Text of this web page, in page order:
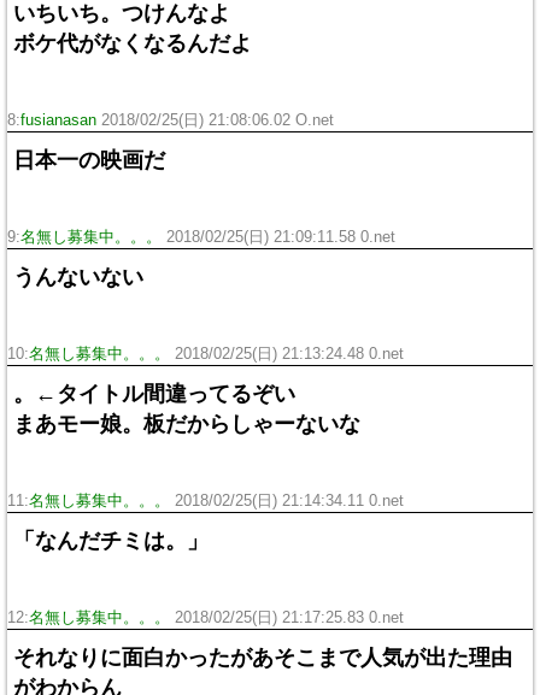
いちいち。つけんなよ
ボケ代がなくなるんだよ
8:fusianasan 2018/02/25(日) 21:08:06.02 O.net
日本一の映画だ
9:名無し募集中。。。 2018/02/25(日) 21:09:11.58 0.net
うんないない
10:名無し募集中。。。 2018/02/25(日) 21:13:24.48 0.net
。←タイトル間違ってるぞい
まあモー娘。板だからしゃーないな
11:名無し募集中。。。 2018/02/25(日) 21:14:34.11 0.net
「なんだチミは。」
12:名無し募集中。。。 2018/02/25(日) 21:17:25.83 0.net
それなりに面白かったがあそこまで人気が出た理由
がわからん